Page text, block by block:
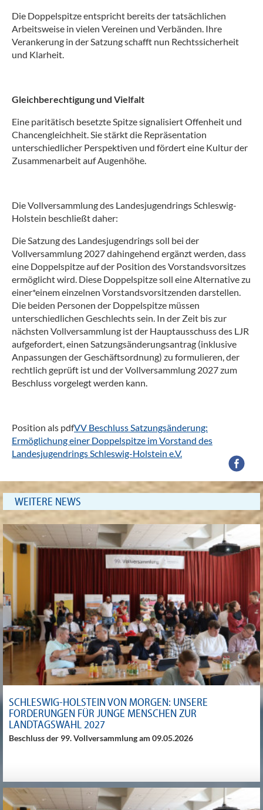
Die Doppelspitze entspricht bereits der tatsächlichen
Arbeitsweise in vielen Vereinen und Verbänden. Ihre
Verankerung in der Satzung schafft nun Rechtssicherheit
und Klarheit.
Gleichberechtigung und Vielfalt
Eine paritätisch besetzte Spitze signalisiert Offenheit und
Chancengleichheit. Sie stärkt die Repräsentation
unterschiedlicher Perspektiven und fördert eine Kultur der
Zusammenarbeit auf Augenhöhe.
Die Vollversammlung des Landesjugendrings Schleswig-
Holstein beschließt daher:
Die Satzung des Landesjugendrings soll bei der
Vollversammlung 2027 dahingehend ergänzt werden, dass
eine Doppelspitze auf der Position des Vorstandsvorsitzes
ermöglicht wird. Diese Doppelspitze soll eine Alternative zu
einer*einem einzelnen Vorstandsvorsitzenden darstellen.
Die beiden Personen der Doppelspitze müssen
unterschiedlichen Geschlechts sein. In der Zeit bis zur
nächsten Vollversammlung ist der Hauptausschuss des LJR
aufgefordert, einen Satzungsänderungsantrag (inklusive
Anpassungen der Geschäftsordnung) zu formulieren, der
rechtlich geprüft ist und der Vollversammlung 2027 zum
Beschluss vorgelegt werden kann.
Position als pdfVV Beschluss Satzungsänderung:
Ermöglichung einer Doppelspitze im Vorstand des
Landesjugendrings Schleswig-Holstein e.V.
WEITERE NEWS
SCHLESWIG-HOLSTEIN VON MORGEN: UNSERE
FORDERUNGEN FÜR JUNGE MENSCHEN ZUR
LANDTAGSWAHL 2027
Beschluss der 99. Vollversammlung am 09.05.2026